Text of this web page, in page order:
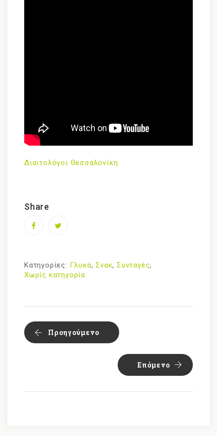
Διαιτολόγοι Θεσσαλονίκη
Share
Κατηγορίες: Γλυκά,Σνακ,Συνταγές,
Χωρίς κατηγορία
Προηγούμενο
Επόμενο